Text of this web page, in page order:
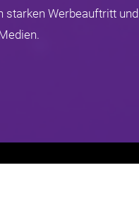
starken Werbeauftritt und